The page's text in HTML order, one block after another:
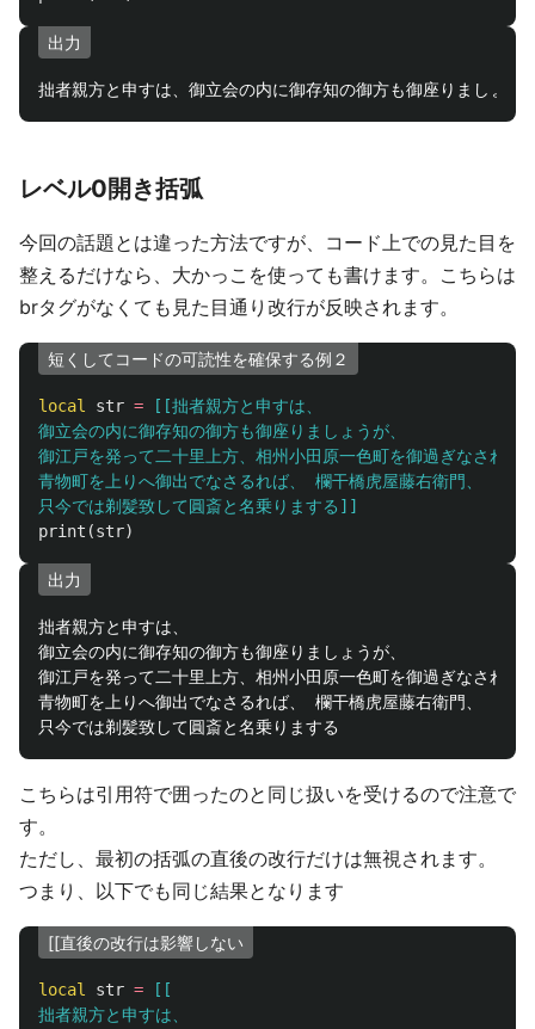
出力
レベル0開き括弧
今回の話題とは違った方法ですが、コード上での見た目を
整えるだけなら、大かっこを使っても書けます。こちらは
brタグがなくても見た目通り改行が反映されます。
短くしてコードの可読性を確保する例２
local str =
[[拙者親方と申すは、
御立会の内に御存知の御方も御座りましょうが、
御江戸を発って二十里上方、相州小田原一色町を御過ぎなされて
青物町を上りへ御出でなさるれば、 欄干橋虎屋藤右衛門、
只今では剃髪致して圓斎と名乗りまする]]
print (str)
出力
拙者親方と申すは、
御立会の内に御存知の御方も御座りましょうが、
御江戸を発って二十里上方、相州小田原一色町を御過ぎなされて
青物町を上りへ御出でなさるれば、 欄干橋虎屋藤右衛門、
こちらは引用符で囲ったのと同じ扱いを受けるので注意で
す。
ただし、最初の括弧の直後の改行だけは無視されます。
つまり、以下でも同じ結果となります
[[直後の改行は影響しない
local str =
[[
拙者親方と申すは、